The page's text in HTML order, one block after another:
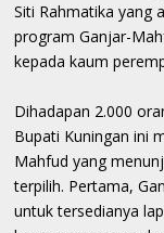
Siti Rahmatika yang
program Ganjar-
kepada kaum
Dihadapan 2.000
Bupati Kuningan ini
Mahfud yang
terpilih. Pertama,
untuk tersedianya